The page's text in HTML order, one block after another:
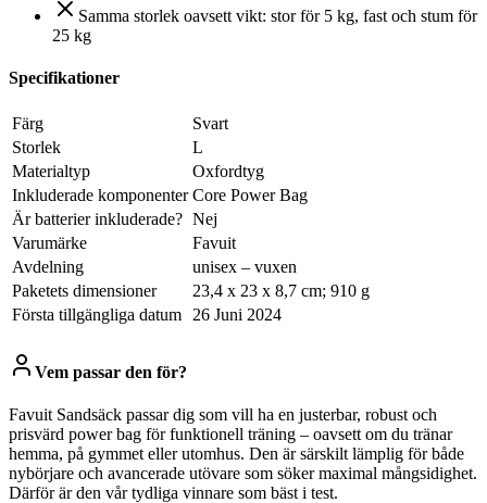
Samma storlek oavsett vikt: stor för 5 kg, fast och stum för
25 kg
Specifikationer
Färg
‎Svart
Storlek
‎L
Materialtyp
‎Oxfordtyg
Inkluderade komponenter ‎Core Power Bag
Är batterier inkluderade? ‎Nej
Varumärke
‎Favuit
Avdelning
‎unisex – vuxen
Paketets dimensioner
‎23,4 x 23 x 8,7 cm; 910 g
Första tillgängliga datum
26 Juni 2024
Vem passar den för?
Favuit Sandsäck passar dig som vill ha en justerbar, robust och
prisvärd power bag för funktionell träning – oavsett om du tränar
hemma, på gymmet eller utomhus. Den är särskilt lämplig för både
nybörjare och avancerade utövare som söker maximal mångsidighet.
Därför är den vår tydliga vinnare som bäst i test.